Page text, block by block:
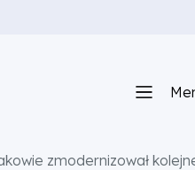
zmodernizował